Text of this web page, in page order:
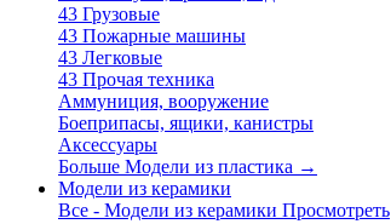
43 Грузовые
43 Пожарные машины
43 Легковые
43 Прочая техника
Аммуниция, вооружение
Боеприпасы, ящики, канистры
Аксессуары
Больше Модели из пластика →
Модели из керамики
Все - Модели из керамики Просмотреть